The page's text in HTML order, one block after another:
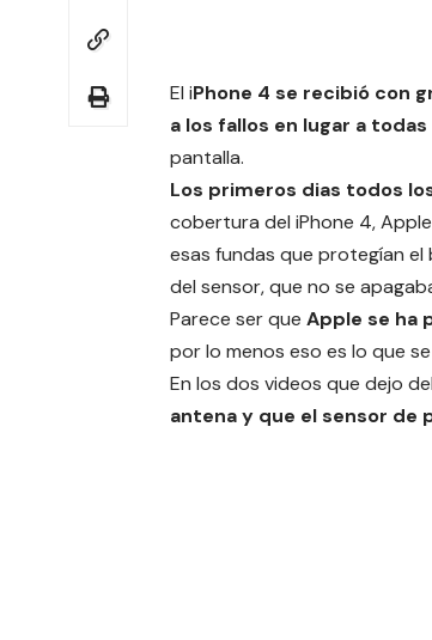
El iPhone 4 se recibió con
a los fallos en lugar a
pantalla.
Los primeros dias todos
cobertura del iPhone 4,
esas fundas que protegían
del sensor, que no se
Parece ser que Apple se ha
por lo menos eso es lo que
En los dos videos que dejo
antena y que el sensor de